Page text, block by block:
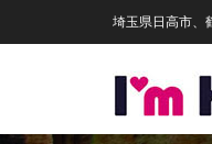
埼玉県日高市、